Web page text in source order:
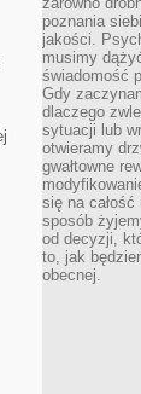
poznania
jakości.
musimy
świadomość
Gdy
dlaczego
sytuacji lub
otwieramy
gwałtowne
się na
sposób
od decyzji,
to, jak
obecnej.